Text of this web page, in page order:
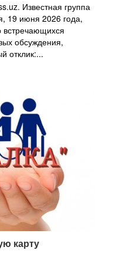
Известная группа
19 июня 2026 года,
встречающихся
обсуждения,
отклик:...
карту